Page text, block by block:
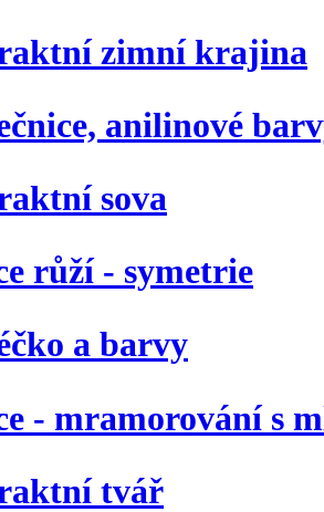
zimní krajina
anilinové
sova
růží - symetrie
a barvy
- mramorování s
tvář